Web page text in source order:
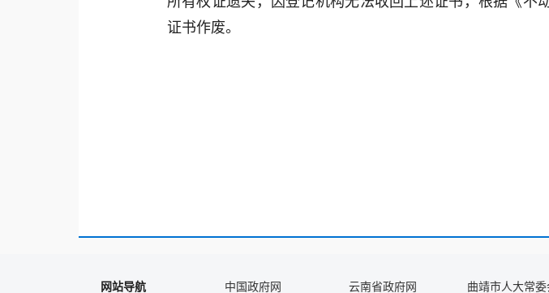
证书作废。
网站导航 中国政府网 云南省政府网 曲靖市人大常委